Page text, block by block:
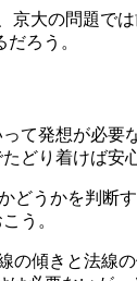
大の問題で
ろう。
て発想が必
どり着けば安
うかを判
う。
傾きと法